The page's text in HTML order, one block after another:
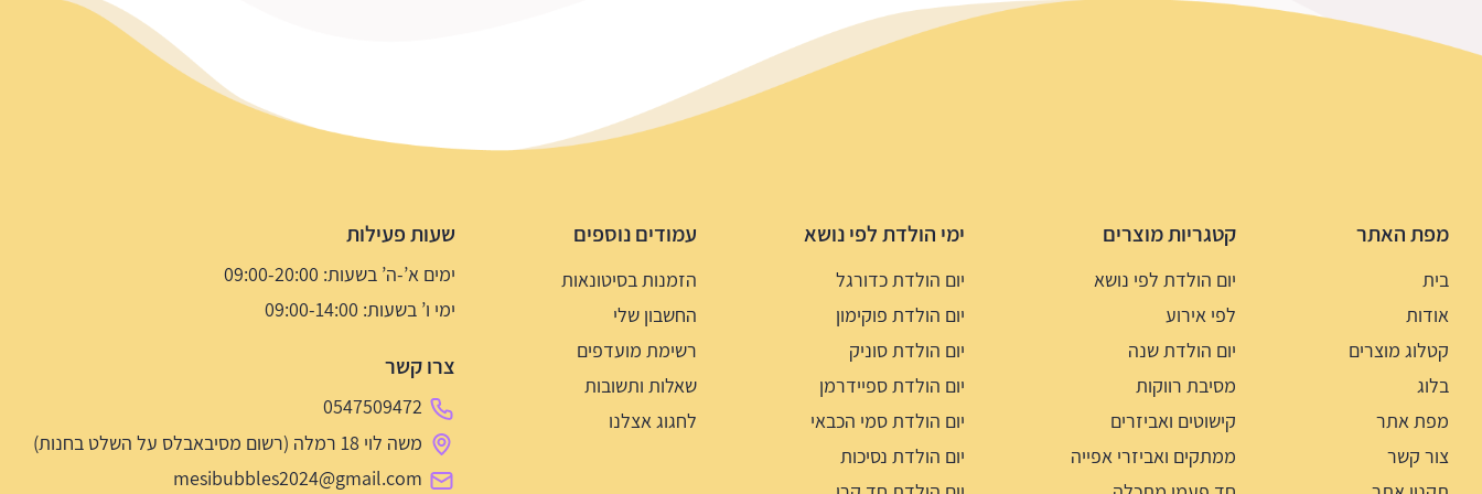
מפת האתר
בית
אודות
קטלוג מוצרים
בלוג
מפת אתר
צור קשר
קטגריות מוצרים
יום הולדת לפי נושא
לפי אירוע
יום הולדת שנה
מסיבת רווקות
קישוטים ואביזרים
ממתקים ואביזרי אפייה
ימי הולדת לפי נושא
יום הולדת כדורגל
יום הולדת פוקימון
יום הולדת סוניק
יום הולדת ספיידרמן
יום הולדת סמי הכבאי
יום הולדת נסיכות
עמודים נוספים
הזמנות בסיטונאות
החשבון שלי
רשימת מועדפים
שאלות ותשובות
לחגוג אצלנו
שעות פעילות
ימים א’-ה’ בשעות: 09:00-20:00
ימי ו’ בשעות: 09:00-14:00
צרו קשר
0547509472
משה לוי 18 רמלה (רשום מסיבאבלס על השלט בחנות)
mesibubbles2024@gmail.com